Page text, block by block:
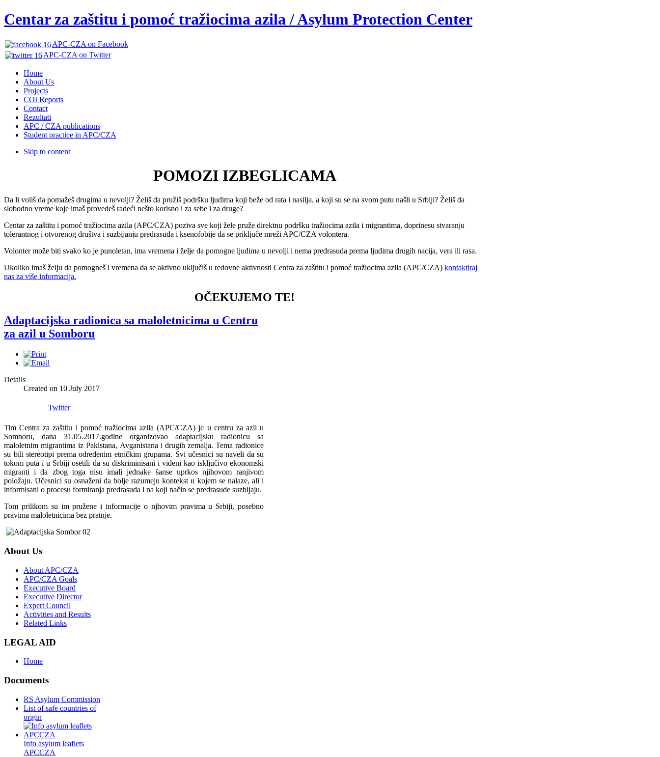
Centar za zaštitu i pomoć tražiocima azila / Asylum Protection Center
APC-CZA on Facebook
APC-CZA on Twitter
Home
About Us
Projects
COI Reports
Contact
Rezultati
APC / CZA publications
Student practice in APC/CZA
Skip to content
POMOZI IZBEGLICAMA
Da li voliš da pomažeš drugima u nevolji? Želiš da pružiš podršku ljudima koji beže od rata i nasilja, a koji su se na svom putu našli u Srbiji? Želiš da
slobodno vreme koje imaš provedeš radeći nešto korisno i za sebe i za druge?
Centar za zaštitu i pomoć tražiocima azila (APC/CZA) poziva sve koji žele pruže direktnu podršku tražiocima azila i migrantima, doprinesu stvaranju
tolerantnog i otvorenog društva i suzbijanju predrasuda i ksenofobije da se priključe mreži APC/CZA volontera.
Volonter može biti svako ko je punoletan, ima vremena i želje da pomogne ljudima u nevolji i nema predrasuda prema ljudima drugih nacija, vera ili rasa.
Ukoliko imaš želju da pomogneš i vremena da se aktivno uključiš u redovne aktivnosti Centra za zaštitu i pomoć tražiocima azila (APC/CZA) kontaktiraj
nas za više informacija.
OČEKUJEMO TE!
Adaptacijska radionica sa maloletnicima u Centru
za azil u Somboru
Details
Created on 10 July 2017
Twitter
Tim Centra za zaštitu i pomoć tražiocima azila (APC/CZA) je u centru za azil u
Somboru, dana 31.05.2017.godine organizovao adaptacijsku radionicu sa
maloletnim migrantima iz Pakistana, Avganistana i drugih zemalja. Tema radionice
su bili stereotipi prema određenim etničkim grupama. Svi učesnici su naveli da su
tokom puta i u Srbiji osetili da su diskriminisani i viđeni kao isključivo ekonomski
migranti i da zbog toga nisu imali jednake šanse uprkos njihovom ranjivom
položaju. Učesnici su osnaženi da bolje razumeju kontekst u kojem se nalaze, ali i
informisani o procesu formiranja predrasuda i na koji način se predrasude suzbijaju.
Tom prilikom su im pružene i informacije o njhovim pravima u Srbiji, posebno
pravima maloletnicima bez pratnje.
About Us
About APC/CZA
APC/CZA Goals
Executive Board
Executive Director
Expert Council
Activities and Results
Related Links
LEGAL AID
Home
Documents
RS Asylum Commission
List of safe countries of
origin
Info asylum leaflets
APCCZA